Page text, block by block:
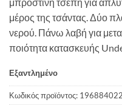
μπροστινή τσέπη για
μέρος της τσάντας. Δύο
νερού. Πάνω λαβή για
ποιότητα κατασκευής
Εξαντλημένο
Κωδικός προϊόντος: